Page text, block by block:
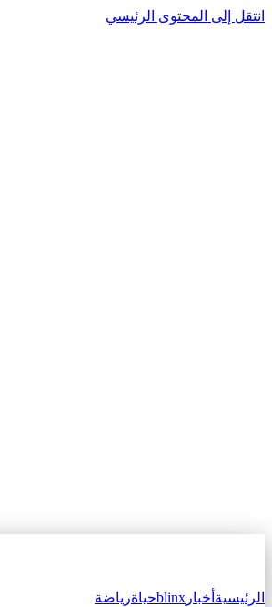
انتقل إلى المحتوى الرئيسي
الرئيسية أخبار blinxحياةرياضة